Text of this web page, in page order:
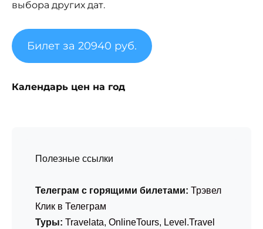
выбора других дат.
Билет за 20940 руб.
Календарь цен на год
Полезные ссылки
Телеграм с горящими билетами: Трэвел
Клик в Телеграм
Туры: Travelata, OnlineTours, Level.Travel